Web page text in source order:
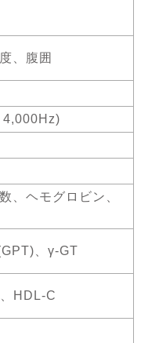
、腹囲
4,000Hz)
、ヘモグロビン、
、γ-GT
HDL-C